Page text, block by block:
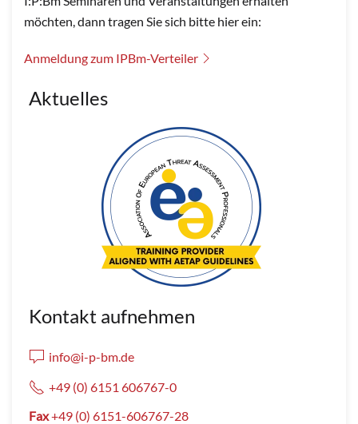
möchten, dann tragen Sie sich bitte hier ein:
Anmeldung zum IPBm-Verteiler
Aktuelles
Kontakt aufnehmen
info@i-p-bm.de
+49 (0) 6151 606767-0
Fax+49 (0) 6151-606767-28